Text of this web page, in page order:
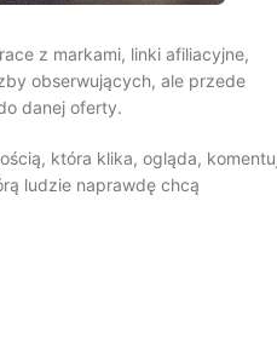
z markami, linki afiliacyjne,
obserwujących, ale przede
danej oferty.
która klika, ogląda,
ludzie naprawdę chcą